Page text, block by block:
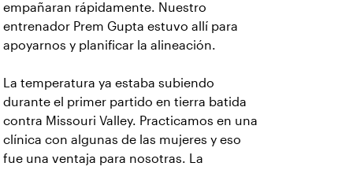
empañaran rápidamente. Nuestro
entrenador Prem Gupta estuvo allí para
apoyarnos y planificar la alineación.
La temperatura ya estaba subiendo
durante el primer partido en tierra batida
contra Missouri Valley. Practicamos en una
clínica con algunas de las mujeres y eso
fue una ventaja para nosotras. La